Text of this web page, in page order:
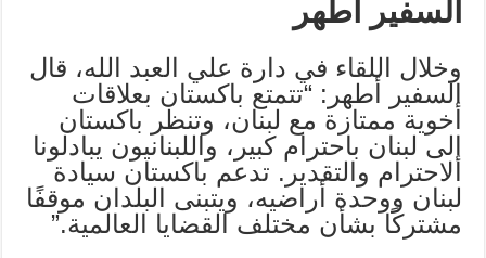
السفير أطهر
وخلال اللقاء في دارة علي العبد الله، قال
السفير أطهر: “تتمتع باكستان بعلاقات
أخوية ممتازة مع لبنان، وتنظر باكستان
إلى لبنان باحترام كبير، واللبنانيون يبادلونا
الاحترام والتقدير. تدعم باكستان سيادة
لبنان ووحدة أراضيه، ويتبنى البلدان موقفًا
مشتركًا بشأن مختلف القضايا العالمية.”